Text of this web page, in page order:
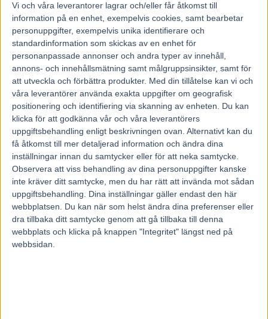
Vi och våra leverantorer lagrar och/eller får åtkomst till
information på en enhet, exempelvis cookies, samt bearbetar
personuppgifter, exempelvis unika identifierare och
standardinformation som skickas av en enhet för
personanpassade annonser och andra typer av innehåll,
annons- och innehållsmätning samt målgruppsinsikter, samt för
att utveckla och förbättra produkter. Med din tillåtelse kan vi och
våra leverantörer använda exakta uppgifter om geografisk
positionering och identifiering via skanning av enheten. Du kan
klicka för att godkänna vår och våra leverantörers
uppgiftsbehandling enligt beskrivningen ovan. Alternativt kan du
få åtkomst till mer detaljerad information och ändra dina
inställningar innan du samtycker eller för att neka samtycke.
Observera att viss behandling av dina personuppgifter kanske
inte kräver ditt samtycke, men du har rätt att invända mot sådan
uppgiftsbehandling. Dina inställningar gäller endast den här
webbplatsen. Du kan när som helst ändra dina preferenser eller
dra tillbaka ditt samtycke genom att gå tillbaka till denna
webbplats och klicka på knappen "Integritet" längst ned på
webbsidan.
Fem tippar V85 till RÄTTVIK 1
augusti 2026
27 juli, 2026
Fem tippar V85 BOLLNÄS 25 juli
2026
20 juli, 2026
INGA KOMMENTARER
KOMMENTERA ARTIKELN